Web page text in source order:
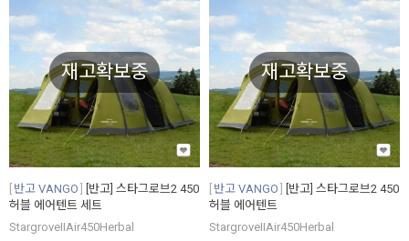
재고확보중
반고 VANGO
[반고] 스타그로브2 450
허블 에어텐트 세트
StargroveIIAir450Herbal
재고확보중
반고 VANGO
[반고] 스타그로브2 450
허블 에어텐트
StargroveIIAir450Herbal